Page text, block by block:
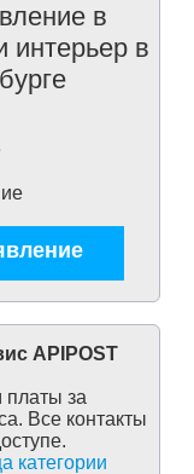
в
интерьер в
APIPOST
за
Все контакты
категории